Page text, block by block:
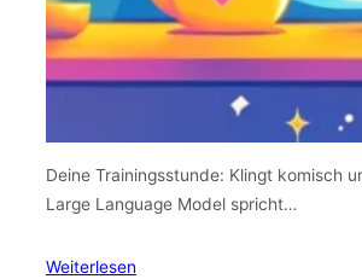
Deine Trainingsstunde: Klingt komisch
Large Language Model spricht…
Weiterlesen